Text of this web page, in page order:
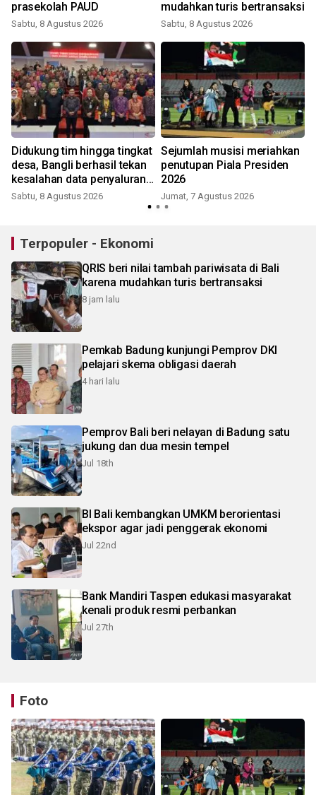
prasekolah PAUD
Sabtu, 8 Agustus 2026
mudahkan turis bertransaksi
Sabtu, 8 Agustus 2026
Didukung tim hingga tingkat
desa, Bangli berhasil tekan
kesalahan data penyaluran
bansos
Sabtu, 8 Agustus 2026
Sejumlah musisi meriahkan
penutupan Piala Presiden
2026
Jumat, 7 Agustus 2026
Terpopuler - Ekonomi
QRIS beri nilai tambah pariwisata di Bali
karena mudahkan turis bertransaksi
8 jam lalu
Pemkab Badung kunjungi Pemprov DKI
pelajari skema obligasi daerah
4 hari lalu
Pemprov Bali beri nelayan di Badung satu
jukung dan dua mesin tempel
Jul 18th
BI Bali kembangkan UMKM berorientasi
ekspor agar jadi penggerak ekonomi
Jul 22nd
Bank Mandiri Taspen edukasi masyarakat
kenali produk resmi perbankan
Jul 27th
Foto